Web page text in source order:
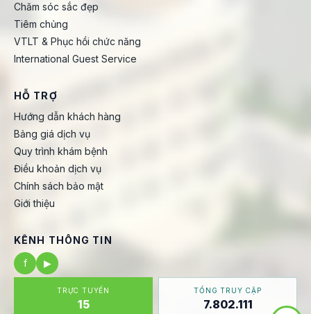
Chăm sóc sắc đẹp
Tiêm chủng
VTLT & Phục hồi chức năng
International Guest Service
HỖ TRỢ
Hướng dẫn khách hàng
Bảng giá dịch vụ
Quy trình khám bệnh
Điều khoản dịch vụ
Chính sách bảo mật
Giới thiệu
KÊNH THÔNG TIN
f
▶
TRỰC TUYẾN
15
TỔNG TRUY CẬP
7.802.111